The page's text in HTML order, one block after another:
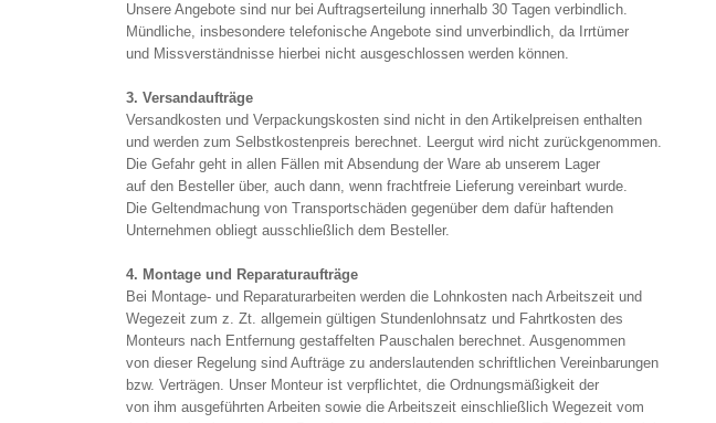
Unsere Angebote sind nur bei Auftragserteilung innerhalb 30 Tagen verbindlich.
Mündliche, insbesondere telefonische Angebote sind unverbindlich, da Irrtümer
und Missverständnisse hierbei nicht ausgeschlossen werden können.
3. Versandaufträge
Versandkosten und Verpackungskosten sind nicht in den Artikelpreisen enthalten
und werden zum Selbstkostenpreis berechnet. Leergut wird nicht zurückgenommen.
Die Gefahr geht in allen Fällen mit Absendung der Ware ab unserem Lager
auf den Besteller über, auch dann, wenn frachtfreie Lieferung vereinbart wurde.
Die Geltendmachung von Transportschäden gegenüber dem dafür haftenden
Unternehmen obliegt ausschließlich dem Besteller.
4. Montage und Reparaturaufträge
Bei Montage- und Reparaturarbeiten werden die Lohnkosten nach Arbeitszeit und
Wegezeit zum z. Zt. allgemein gültigen Stundenlohnsatz und Fahrtkosten des
Monteurs nach Entfernung gestaffelten Pauschalen berechnet. Ausgenommen
von dieser Regelung sind Aufträge zu anderslautenden schriftlichen Vereinbarungen
bzw. Verträgen. Unser Monteur ist verpflichtet, die Ordnungsmäßigkeit der
von ihm ausgeführten Arbeiten sowie die Arbeitszeit einschließlich Wegezeit vom